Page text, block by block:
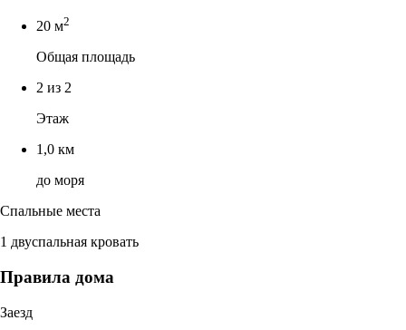
20 м2
Общая площадь
2 из 2
Этаж
1,0 км
до моря
Спальные места
1 двуспальная кровать
Правила дома
Заезд